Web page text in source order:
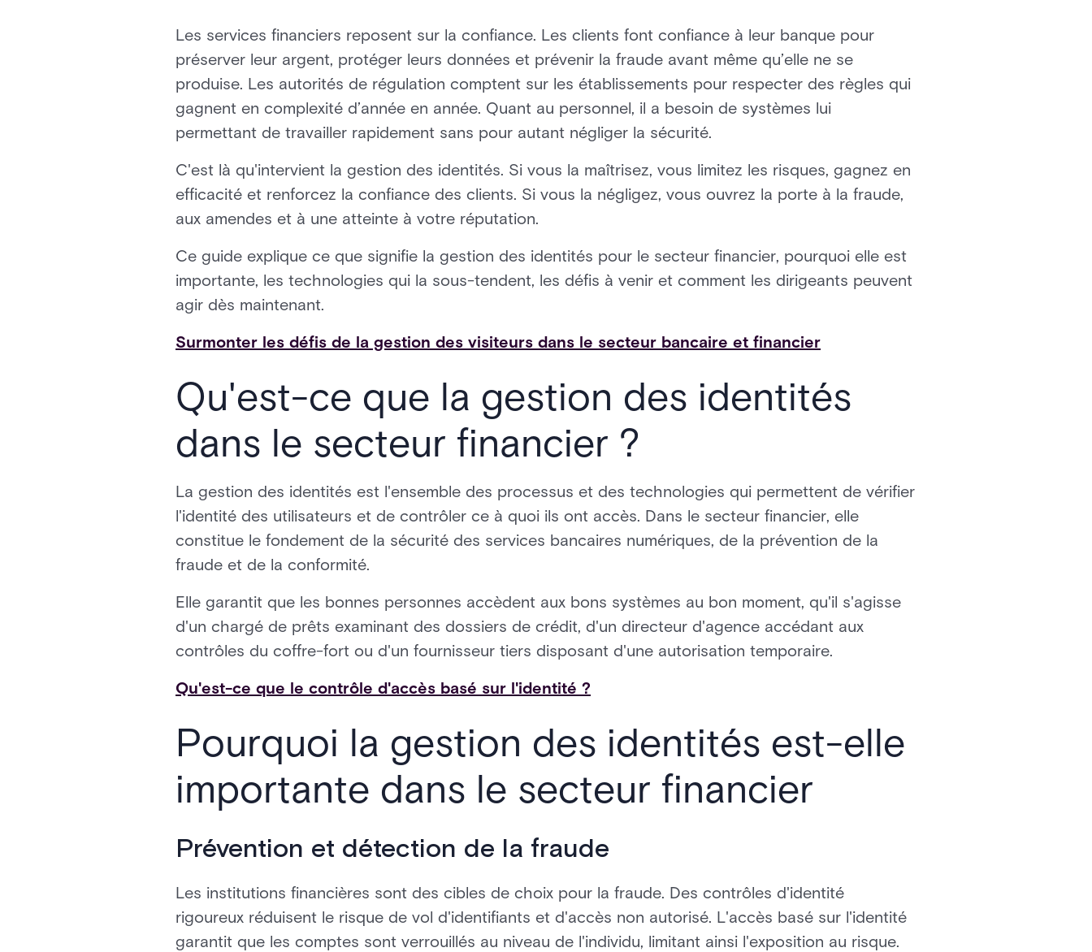
Les services financiers reposent sur la confiance. Les clients font confiance à leur banque pour
préserver leur argent, protéger leurs données et prévenir la fraude avant même qu’elle ne se
produise. Les autorités de régulation comptent sur les établissements pour respecter des règles qui
gagnent en complexité d’année en année. Quant au personnel, il a besoin de systèmes lui
permettant de travailler rapidement sans pour autant négliger la sécurité.
C'est là qu'intervient la gestion des identités. Si vous la maîtrisez, vous limitez les risques, gagnez en
efficacité et renforcez la confiance des clients. Si vous la négligez, vous ouvrez la porte à la fraude,
aux amendes et à une atteinte à votre réputation.
Ce guide explique ce que signifie la gestion des identités pour le secteur financier, pourquoi elle est
importante, les technologies qui la sous-tendent, les défis à venir et comment les dirigeants peuvent
agir dès maintenant.
Surmonter les défis de la gestion des visiteurs dans le secteur bancaire et financier
Qu'est-ce que la gestion des identités
dans le secteur financier ?
La gestion des identités est l'ensemble des processus et des technologies qui permettent de vérifier
l'identité des utilisateurs et de contrôler ce à quoi ils ont accès. Dans le secteur financier, elle
constitue le fondement de la sécurité des services bancaires numériques, de la prévention de la
fraude et de la conformité.
Elle garantit que les bonnes personnes accèdent aux bons systèmes au bon moment, qu'il s'agisse
d'un chargé de prêts examinant des dossiers de crédit, d'un directeur d'agence accédant aux
contrôles du coffre-fort ou d'un fournisseur tiers disposant d'une autorisation temporaire.
Qu'est-ce que le contrôle d'accès basé sur l'identité ?
Pourquoi la gestion des identités est-elle
importante dans le secteur financier
Prévention et détection de la fraude
Les institutions financières sont des cibles de choix pour la fraude. Des contrôles d'identité
rigoureux réduisent le risque de vol d'identifiants et d'accès non autorisé. L'accès basé sur l'identité
garantit que les comptes sont verrouillés au niveau de l'individu, limitant ainsi l'exposition au risque.